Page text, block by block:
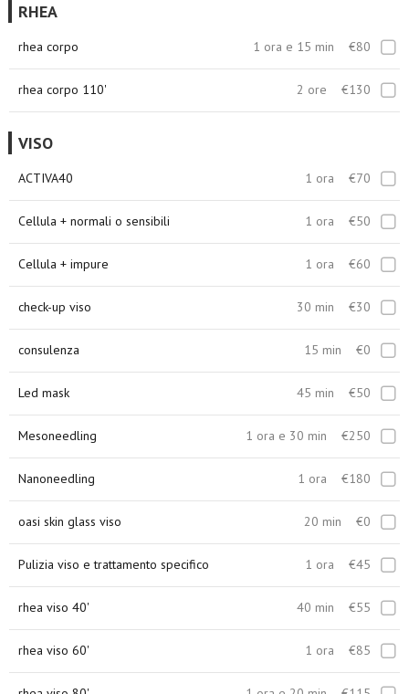
RHEA
rhea corpo 1 ora e 15 min €80
rhea corpo 110' 2 ore €130
VISO
ACTIVA40 1 ora €70
Cellula + normali o sensibili 1 ora €50
Cellula + impure 1 ora €60
check-up viso 30 min €30
consulenza 15 min €0
Led mask 45 min €50
Mesoneedling 1 ora e 30 min €250
Nanoneedling 1 ora €180
oasi skin glass viso 20 min €0
Pulizia viso e trattamento specifico 1 ora €45
rhea viso 40' 40 min €55
rhea viso 60' 1 ora €85